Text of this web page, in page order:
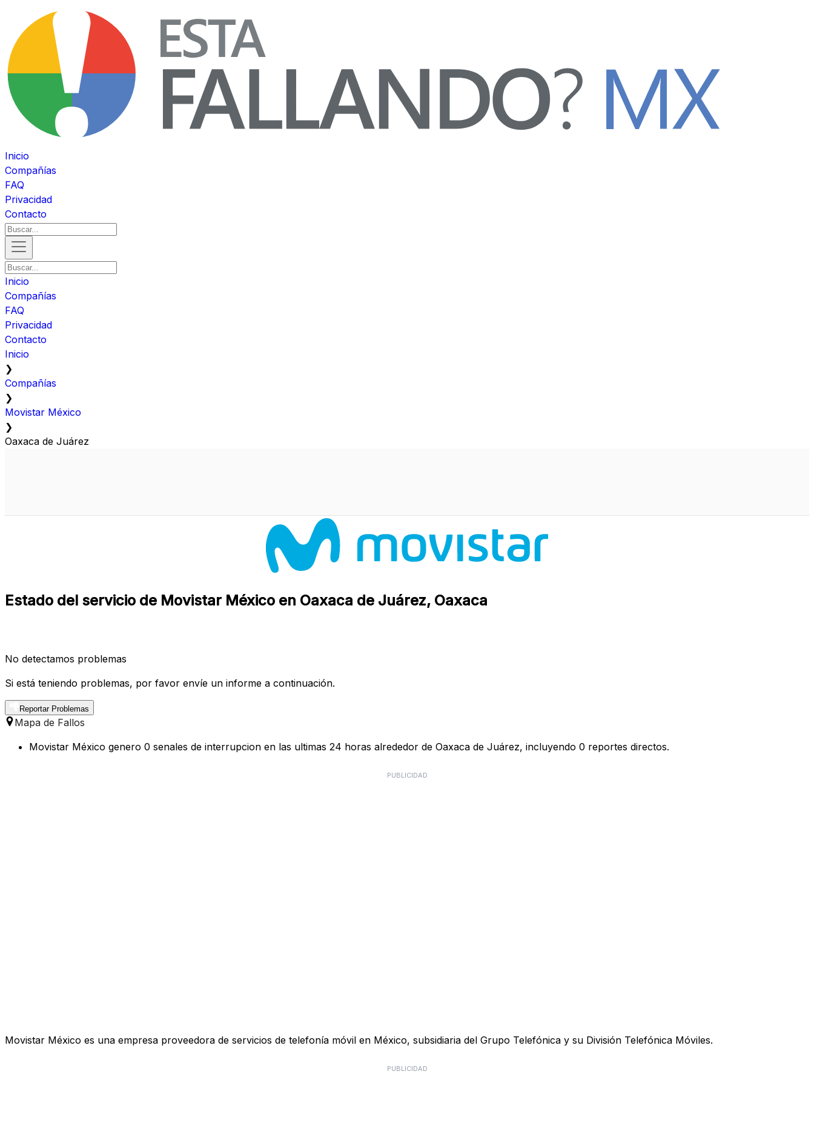
Inicio
Compañías
FAQ
Privacidad
Contacto
Inicio
Compañías
FAQ
Privacidad
Contacto
Inicio
❯
Compañías
❯
Movistar México
❯
Oaxaca de Juárez
Estado del servicio de Movistar México en Oaxaca de Juárez, Oaxaca
No detectamos problemas
Si está teniendo problemas, por favor envíe un informe a continuación.
Reportar Problemas
Mapa de Fallos
Movistar México genero 0 senales de interrupcion en las ultimas 24 horas alrededor de Oaxaca de Juárez, incluyendo 0 reportes directos.
PUBLICIDAD
Movistar México es una empresa proveedora de servicios de telefonía móvil en México, subsidiaria del Grupo Telefónica y su División Telefónica Móviles.
PUBLICIDAD